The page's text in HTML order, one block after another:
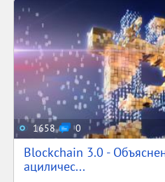
1658 0
Blockchain 3.0 -
ациличес...